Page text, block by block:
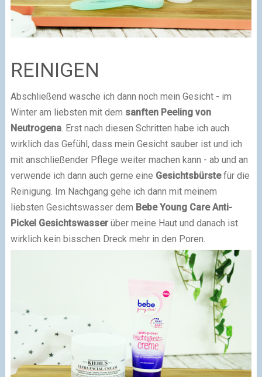
REINIGEN
Abschließend wasche ich dann noch mein Gesicht - im
Winter am liebsten mit dem sanften Peeling von
Neutrogena. Erst nach diesen Schritten habe ich auch
wirklich das Gefühl, dass mein Gesicht sauber ist und ich
mit anschließender Pflege weiter machen kann - ab und an
verwende ich dann auch gerne eine Gesichtsbürstefür die
Reinigung. Im Nachgang gehe ich dann mit meinem
liebsten Gesichtswasser dem Bebe Young Care Anti-
Pickel Gesichtswasserüber meine Haut und danach ist
wirklich kein bisschen Dreck mehr in den Poren.